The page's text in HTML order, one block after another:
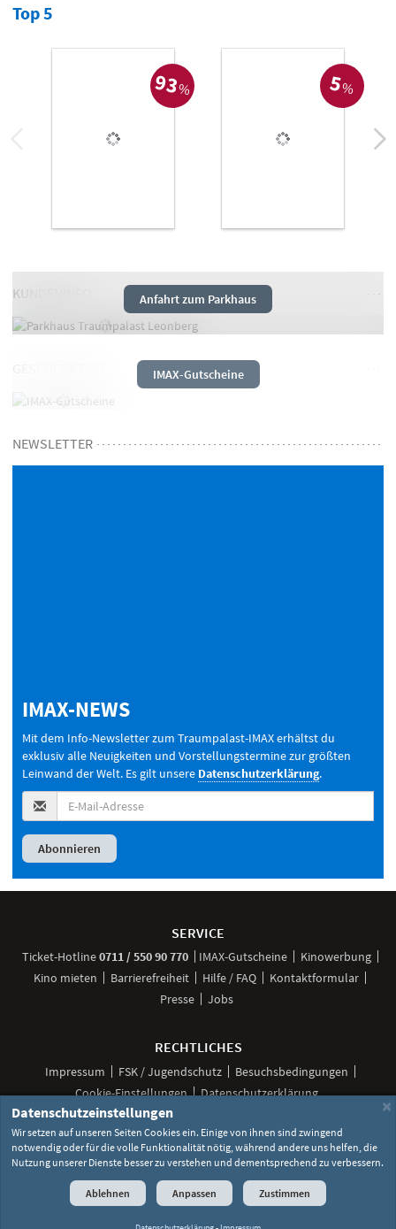
Top 5
, aufgerufen von
93%der Besucher ,5%der
KUNDENINFO Anfahrt zum Parkhaus
IMAX-Gutscheine
NEWSLETTER
IMAX-NEWS
Mit dem Info-Newsletter zum Traumpalast-IMAXerhältst du
exklusiv alle Neuigkeiten und Vorstellungstermine zur größten
Leinwand der Welt. Es gilt unsere Datenschutzerklärung.
Mail-
Adresse
(Pflichtfeld):
SERVICE
Ticket-Hotline0711 / 550 90 770anrufen
IMAX-Gutscheine
Kinowerbung
Kino mieten
Barrierefreiheit Hilfe / FAQ
Kontaktformular
Presse
Jobs
RECHTLICHES
Impressum FSK / Jugendschutz
Besuchsbedingungen
Cookie-Einstellungen
Datenschutzerklärung
Social
Unsere
bei
Facebook
Unsere
bei
Instagram
Unsere
TikTok
Unser
bei
YouTube
Unser
bei
WhatsApp
©2026 Lochmann Filmtheaterbetriebe
×
Datenschutzeinstellungen
Wir setzen auf unseren Seiten Cookies ein. Einige von ihnen sind zwingend
notwendig oder für die volle Funktionalität nötig, während andere uns helfen, die
Nutzung unserer Dienste besser zu verstehen und dementsprechend zu verbessern.
Ablehnen Anpassen Zustimmen